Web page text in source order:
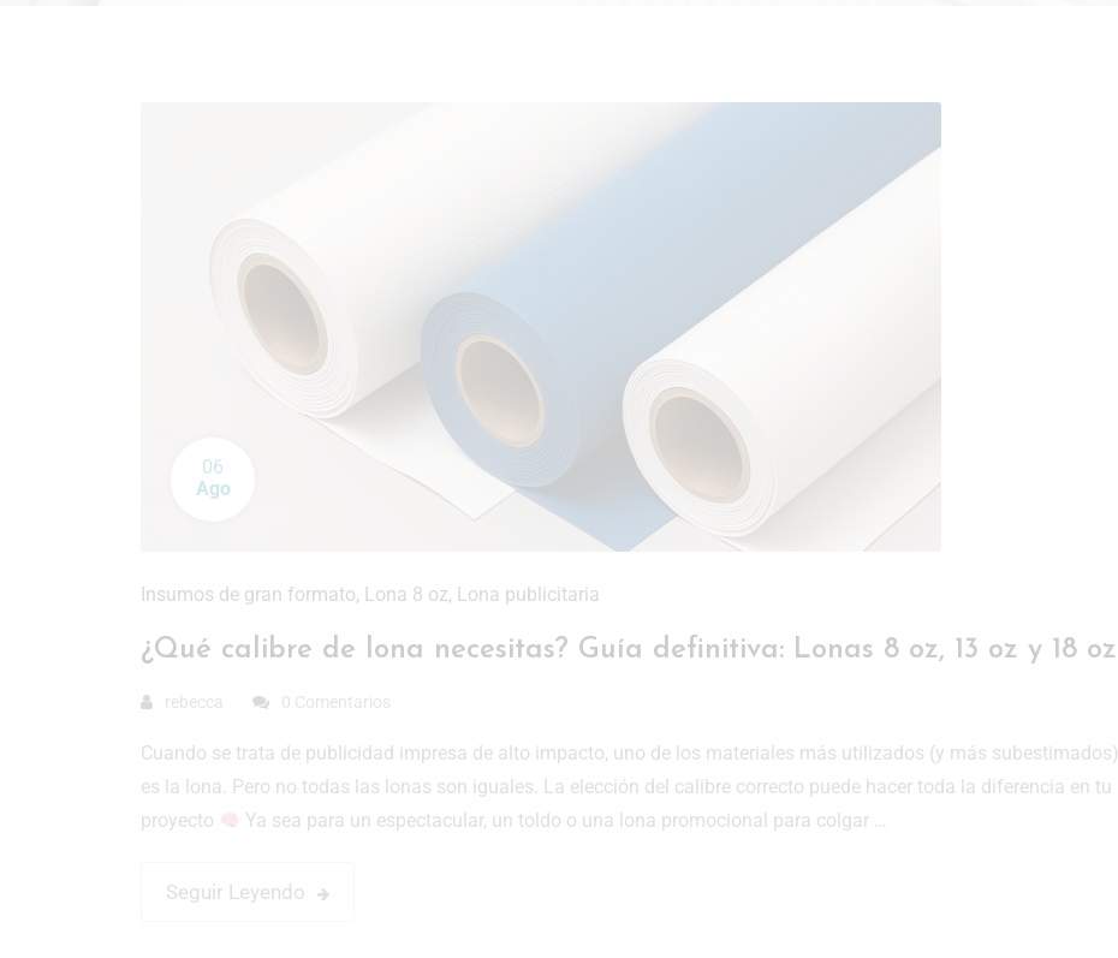
06
Ago
Insumos de gran formato, Lona 8 oz, Lona publicitaria
¿Qué calibre de lona necesitas? Guía definitiva: Lonas 8 oz, 13 oz y 18 oz
rebecca 0 Comentarios
Cuando se trata de publicidad impresa de alto impacto, uno de los materiales más utilizados (y más subestimados)
es la lona. Pero no todas las lonas son iguales. La elección del calibre correcto puede hacer toda la diferencia en tu
proyecto
Ya sea para un espectacular, un toldo o una lona promocional para colgar …
Seguir Leyendo